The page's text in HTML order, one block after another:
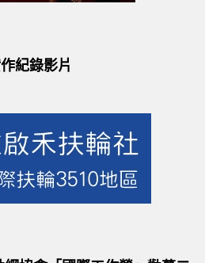
紀錄影片